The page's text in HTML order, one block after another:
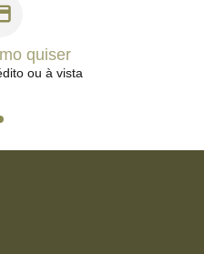
quiser
ou à vista